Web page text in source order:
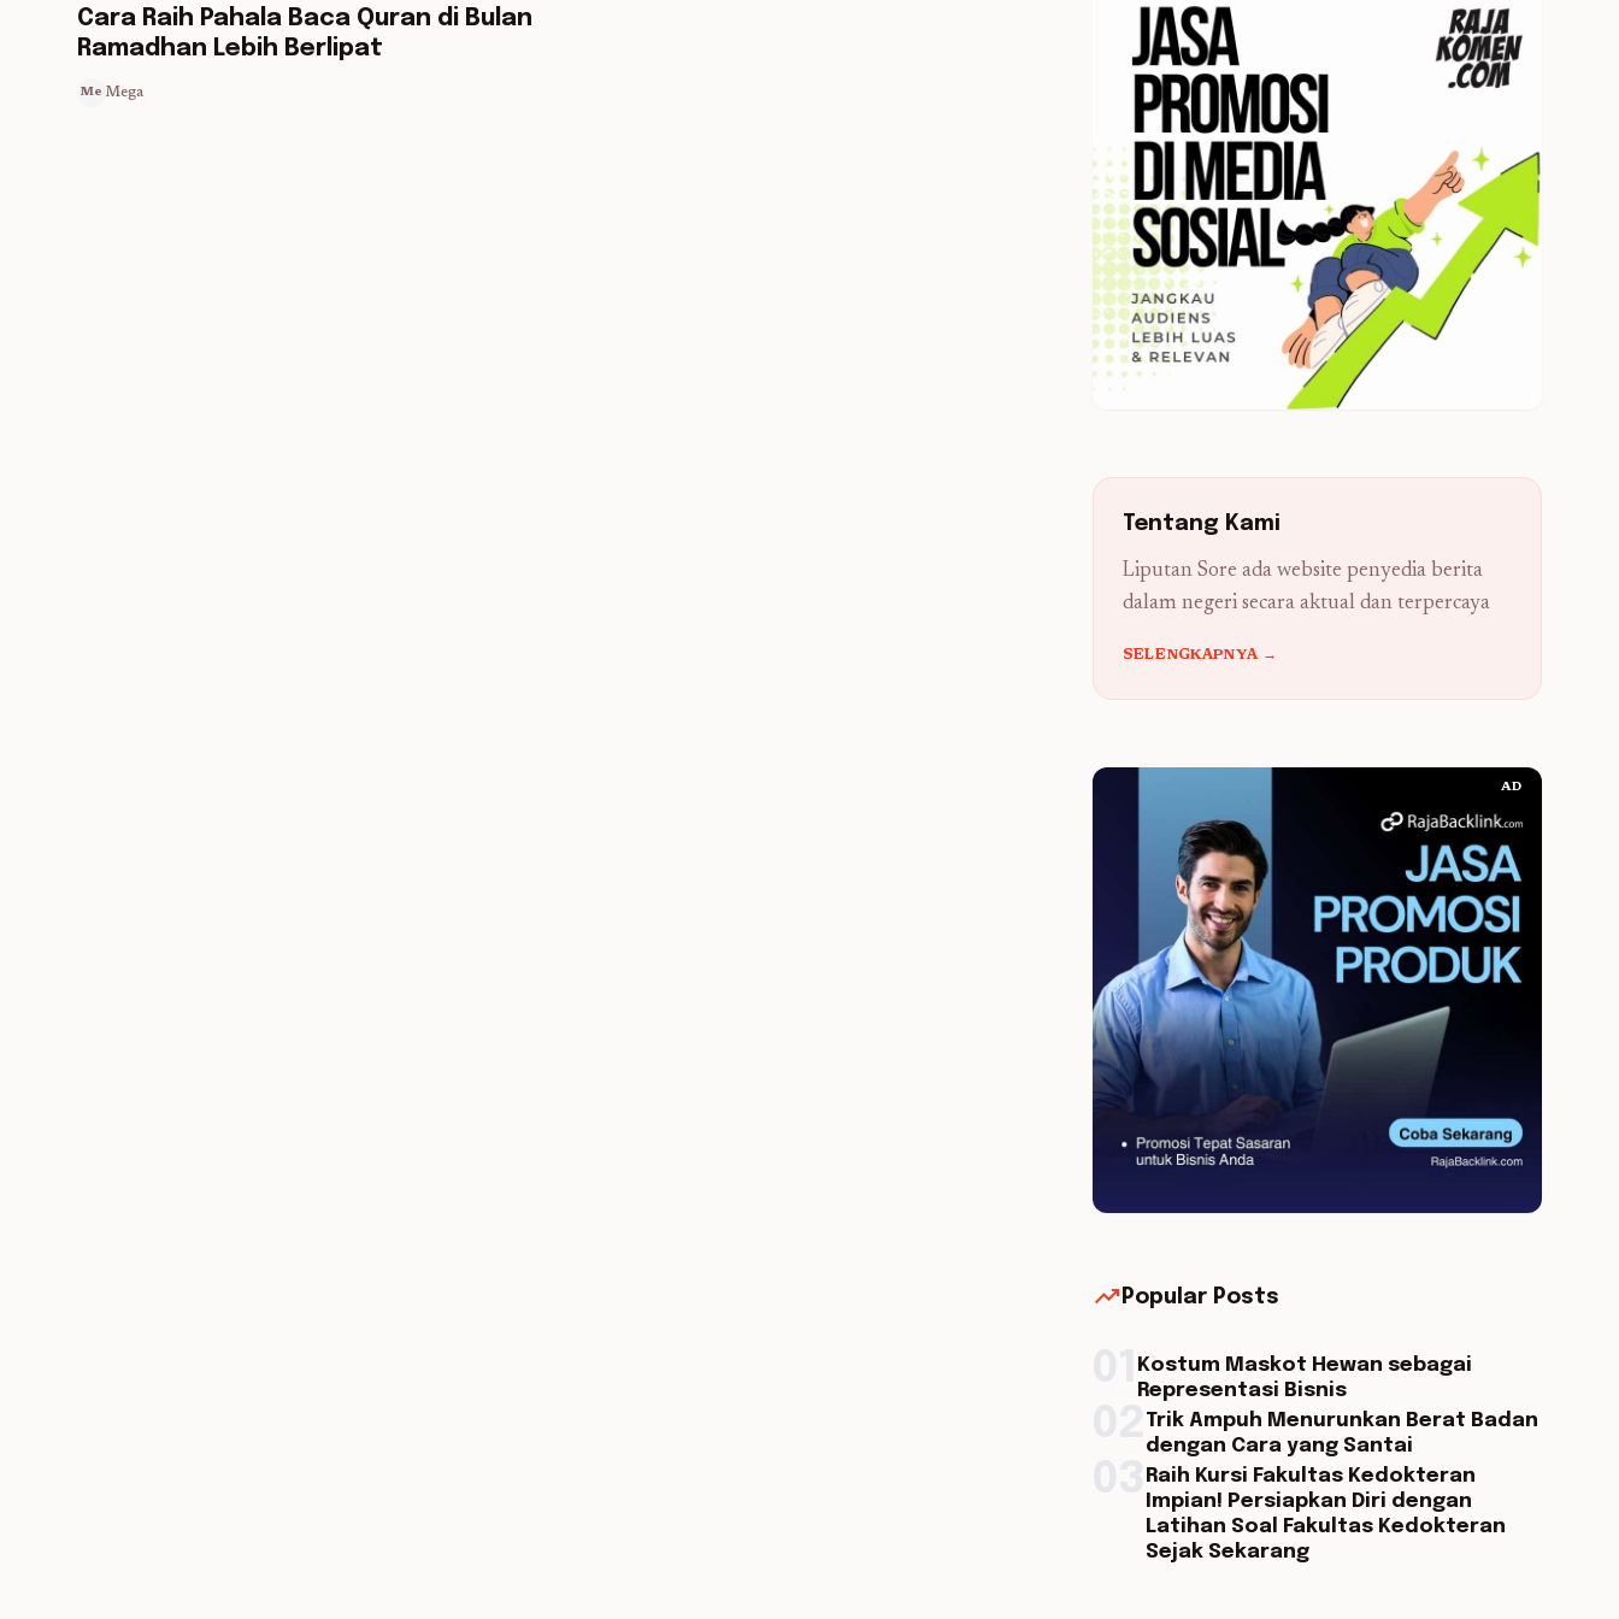
Cara Raih Pahala Baca Quran di Bulan
Ramadhan Lebih Berlipat
Me Mega
Tentang Kami
Liputan Sore ada website penyedia berita
dalam negeri secara aktual dan terpercaya
SELENGKAPNYA →
AD
trending_up Popular Posts
Kostum Maskot Hewan sebagai
Representasi Bisnis
Trik Ampuh Menurunkan Berat Badan
dengan Cara yang Santai
Raih Kursi Fakultas Kedokteran
Impian! Persiapkan Diri dengan
Latihan Soal Fakultas Kedokteran
Sejak Sekarang